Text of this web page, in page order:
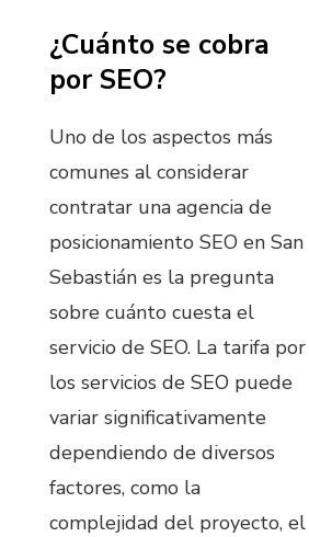
¿Cuánto se cobra
por SEO?
Uno de los aspectos más
comunes al considerar
contratar una agencia de
posicionamiento SEO en San
Sebastián es la pregunta
sobre cuánto cuesta el
servicio de SEO. La tarifa por
los servicios de SEO puede
variar significativamente
dependiendo de diversos
factores, como la
complejidad del proyecto, el